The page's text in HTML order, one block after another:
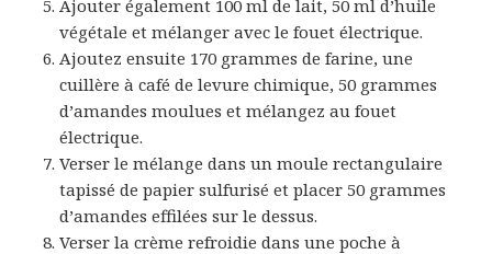
Ajouter également 100 ml de lait, 50 ml d’huile
végétale et mélanger avec le fouet électrique.
Ajoutez ensuite 170 grammes de farine, une
cuillère à café de levure chimique, 50 grammes
d’amandes moulues et mélangez au fouet
électrique.
Verser le mélange dans un moule rectangulaire
tapissé de papier sulfurisé et placer 50 grammes
d’amandes effilées sur le dessus.
Verser la crème refroidie dans une poche à